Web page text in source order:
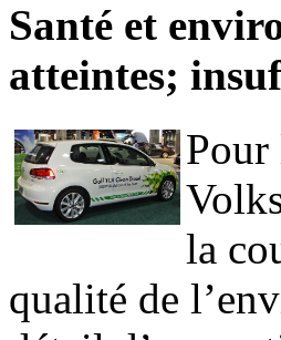
Santé et
atteintes;
Pour
la
qualité de